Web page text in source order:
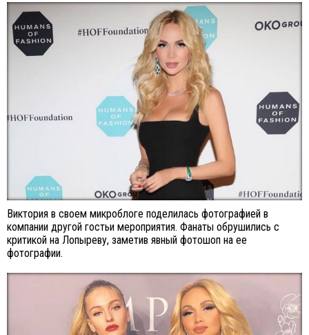
Виктория в своем микроблоге поделилась фотографией в
компании другой гостьи мероприятия. Фанаты обрушились с
критикой на Лопыреву, заметив явный фотошоп на ее
фотографии.